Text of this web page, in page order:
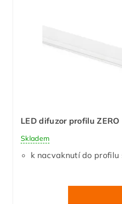
LED difuzor profilu
Skladem
k nacvaknutí do profilu